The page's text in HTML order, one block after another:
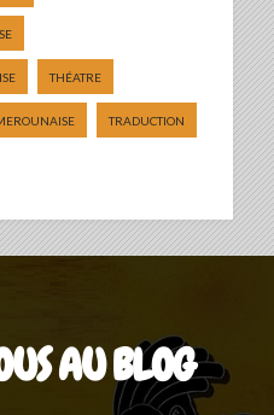
THÉATRE
TRADUCTION
AU BLOG